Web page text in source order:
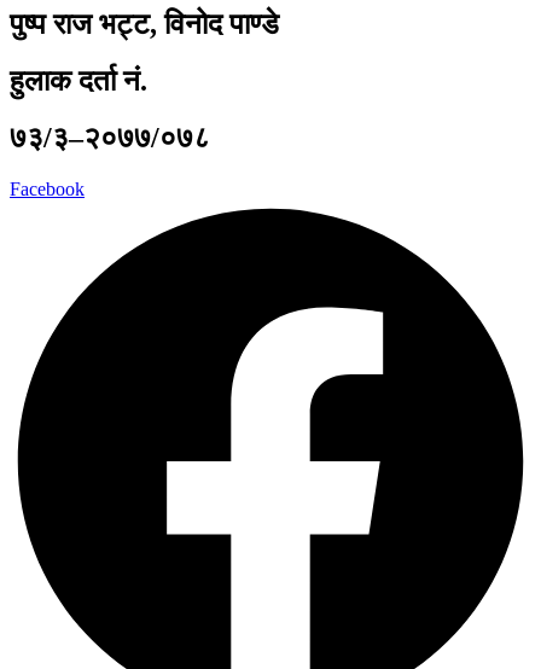
पुष्प राज भट्ट, विनोद पाण्डे
हुलाक दर्ता नं.
७३/३–२०७७/०७८
Facebook